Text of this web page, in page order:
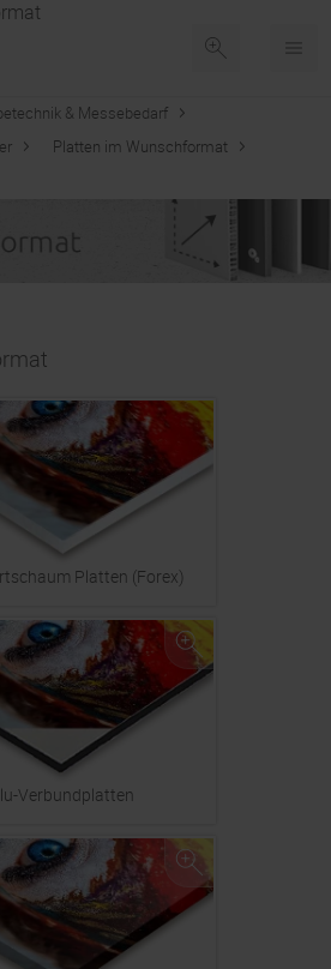
& Messebedarf
Platten im Wunschformat
Platten (Forex)
Verbundplatten